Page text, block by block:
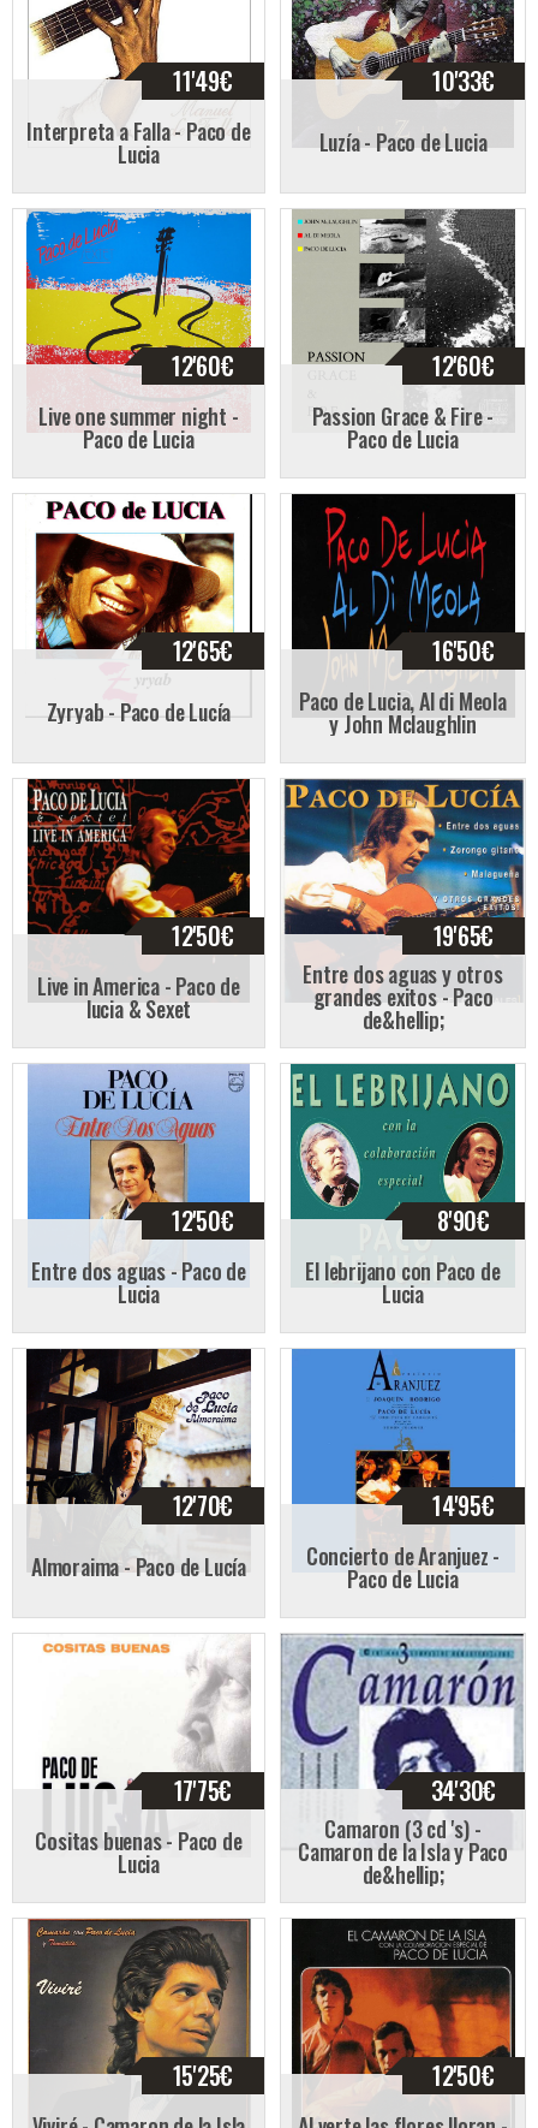
11'49€
Interpreta a Falla - Paco de
Lucia
10'33€
Luzía - Paco de Lucia
12'60€
Live one summer night -
Paco de Lucia
12'60€
Passion Grace & Fire -
Paco de Lucia
12'65€
Zyryab - Paco de Lucía
16'50€
Paco de Lucia, Al di Meola
y John Mclaughlin
12'50€
Live in America - Paco de
lucia & Sexet
19'65€
Entre dos aguas y otros
grandes exitos - Paco
de&hellip;
12'50€
Entre dos aguas - Paco de
Lucia
8'90€
El lebrijano con Paco de
Lucia
12'70€
Almoraima - Paco de Lucía
14'95€
Concierto de Aranjuez -
Paco de Lucia
17'75€
Cositas buenas - Paco de
Lucia
34'30€
Camaron (3 cd 's) -
Camaron de la Isla y Paco
de&hellip;
15'25€ 12'50€